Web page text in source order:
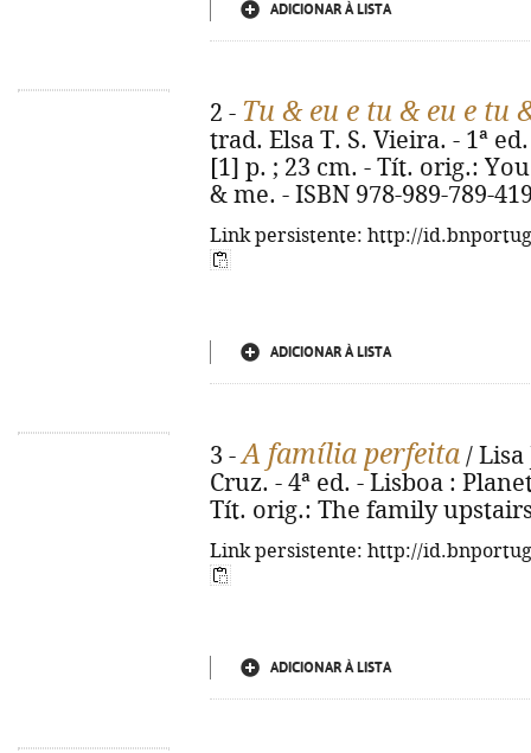
ADICIONAR À LISTA
2 - Tu & eu e tu & eu e tu
trad. Elsa T. S. Vieira. - 1ª
[1] p. ; 23 cm. - Tít. orig.:
& me. - ISBN 978-989-789-
Link persistente: http://
ADICIONAR À LISTA
3 -A família perfeita / Lisa
Cruz. - 4ª ed. - Lisboa :
Tít. orig.: The family
Link persistente: http://
ADICIONAR À LISTA